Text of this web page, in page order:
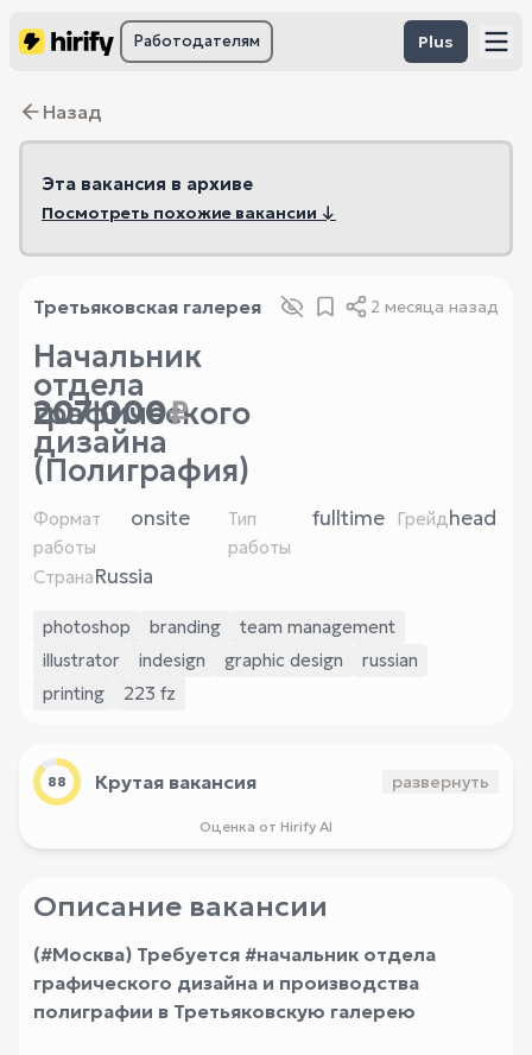
Работодателям Plus
Назад
Эта вакансия в архиве
Посмотреть похожие вакансии ↓
Третьяковская галерея 2 месяца назад
Начальник
отдела
графического
дизайна
(Полиграфия)
207 000₽
Формат
работы
onsite
Тип
работы
fulltime Грейдhead
СтранаRussia
photoshop branding
team management
illustrator
indesign graphic design
russian
printing
223 fz
88 Крутая вакансия развернуть
Оценка от Hirify AI
Описание вакансии
(#Москва) Требуется #начальник отдела
графического дизайна и производства
полиграфии в Третьяковскую галерею